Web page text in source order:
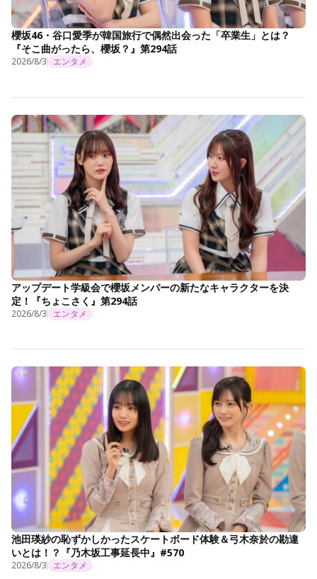
櫻坂46・谷口愛季が韓国旅行で偶然出会った「卒業生」とは？
『そこ曲がったら、櫻坂？』第294話
2026/8/3 エンタメ
アップデート学級会で櫻坂メンバーの新たなキャラクターを決
定！『ちょこさく』第294話
2026/8/3 エンタメ
池田瑛紗の恥ずかしかったスケートボード体験＆弓木奈於の勘違
いとは！？『乃木坂工事延長中』#570
2026/8/3 エンタメ